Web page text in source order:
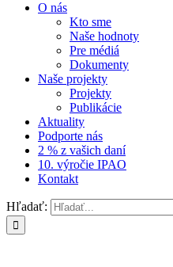
O nás
Kto sme
Naše hodnoty
Pre médiá
Dokumenty
Naše projekty
Projekty
Publikácie
Aktuality
Podporte nás
2 % z vašich daní
10. výročie IPAO
Kontakt
Hľadať: